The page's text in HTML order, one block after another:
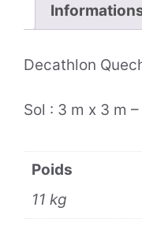
Decathlon
Sol : 3 m x 3 m
Poids
11 kg